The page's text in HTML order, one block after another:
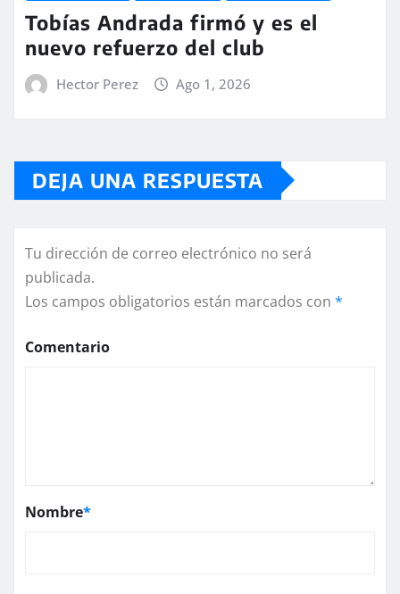
Tobías Andrada firmó y es el
nuevo refuerzo del club
Hector Perez Ago 1, 2026
DEJA UNA RESPUESTA
Tu dirección de correo electrónico no será
publicada.
Los campos obligatorios están marcados con *
Comentario
Nombre*